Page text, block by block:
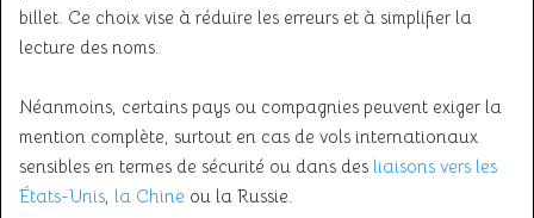
billet. Ce choix vise à réduire les erreurs et à simplifier la
lecture des noms.
Néanmoins, certains pays ou compagnies peuvent exiger la
mention complète, surtout en cas de vols internationaux
sensibles en termes de sécurité ou dans des liaisons vers les
États-Unis, la Chine ou la Russie.